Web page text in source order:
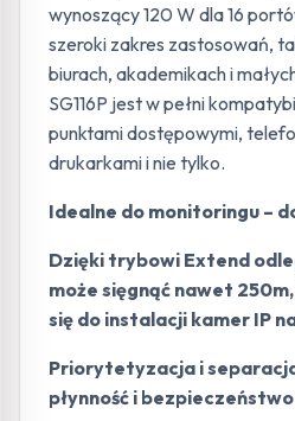
wynoszący 120 W dla 16
szeroki zakres zastosowań,
biurach, akademikach i
SG116P jest w pełni
punktami dostępowymi,
drukarkami i nie tylko.
Idealne do monitoringu –
Dzięki trybowi Extend
może sięgnąć nawet
się do instalacji kamer IP
Priorytetyzacja i
płynność i